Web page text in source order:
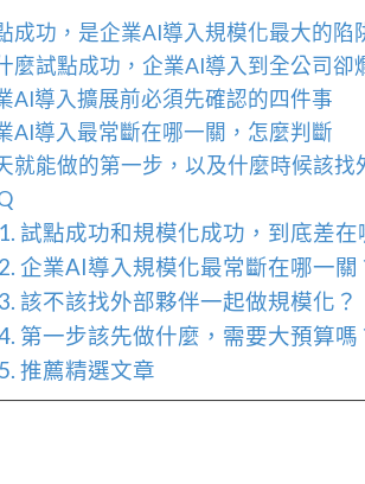
成功，是企業AI導入規模化最大的陷
麼試點成功，企業AI導入到全公司卻
AI導入擴展前必須先確認的四件事
AI導入最常斷在哪一關，怎麼判斷
就能做的第一步，以及什麼時候該找
試點成功和規模化成功，到底差在
企業AI導入規模化最常斷在哪一關
該不該找外部夥伴一起做規模化？
第一步該先做什麼，需要大預算嗎
推薦精選文章